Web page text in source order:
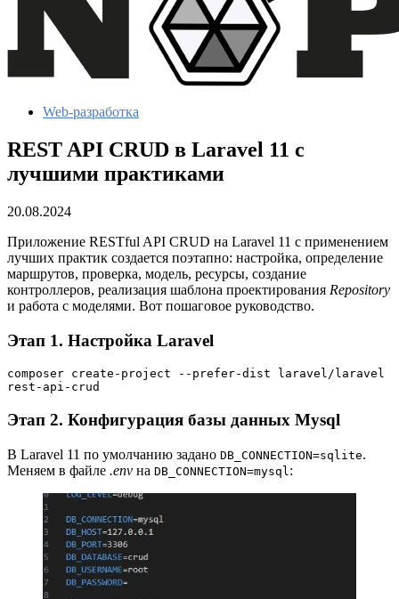
Web-разработка
REST API CRUD в Laravel 11 с
лучшими практиками
20.08.2024
Приложение RESTful API CRUD на Laravel 11 с применением
лучших практик создается поэтапно: настройка, определение
маршрутов, проверка, модель, ресурсы, создание
контроллеров, реализация шаблона проектирования Repository
и работа с моделями. Вот пошаговое руководство.
Этап 1. Настройка Laravel
composer create-project --prefer-dist laravel/laravel
rest-api-crud
Этап 2. Конфигурация базы данных Mysql
В Laravel 11 по умолчанию задано DB_CONNECTION=sqlite.
Меняем в файле .env на DB_CONNECTION=mysql :